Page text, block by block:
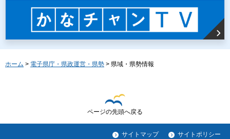
ホーム > 電子県庁・県政運営・県勢 > 県域・県勢情報
ページの先頭へ戻る
サイトマップ サイトポリシー